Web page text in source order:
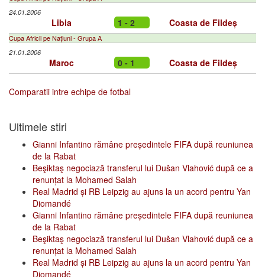
24.01.2006
Libia 1 - 2 Coasta de Fildeș
Cupa Africii pe Națiuni - Grupa A
21.01.2006
Maroc 0 - 1 Coasta de Fildeș
Comparatii intre echipe de fotbal
Ultimele stiri
Gianni Infantino rămâne președintele FIFA după reuniunea
de la Rabat
Beşiktaş negociază transferul lui Dušan Vlahović după ce a
renunțat la Mohamed Salah
Real Madrid și RB Leipzig au ajuns la un acord pentru Yan
Diomandé
Gianni Infantino rămâne președintele FIFA după reuniunea
de la Rabat
Beşiktaş negociază transferul lui Dušan Vlahović după ce a
renunțat la Mohamed Salah
Real Madrid și RB Leipzig au ajuns la un acord pentru Yan
Diomandé